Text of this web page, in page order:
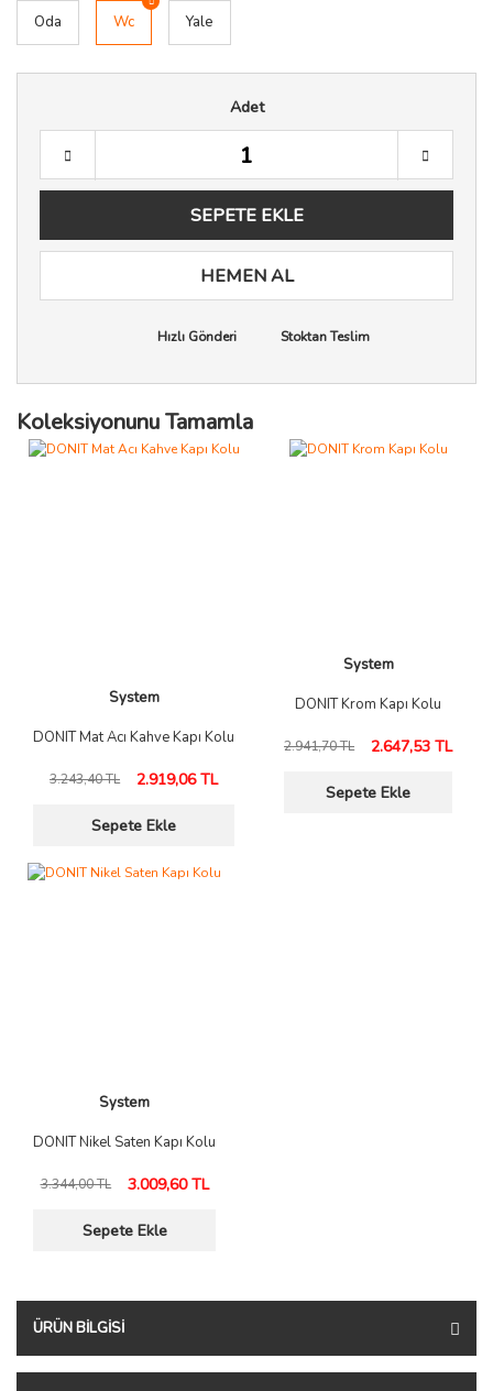
Oda Wc Yale
Adet
SEPETE EKLE
HEMEN AL
Hızlı Gönderi Stoktan Teslim
Koleksiyonunu Tamamla
System
DONIT Mat Acı Kahve Kapı Kolu
3.243,40 TL 2.919,06 TL
Sepete Ekle
System
DONIT Krom Kapı Kolu
2.941,70 TL 2.647,53 TL
Sepete Ekle
System
DONIT Nikel Saten Kapı Kolu
3.344,00 TL 3.009,60 TL
Sepete Ekle
ÜRÜN BILGISI